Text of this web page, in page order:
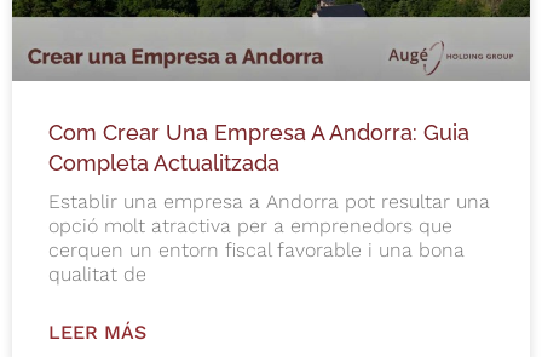
Com Crear Una Empresa A Andorra: Guia
Completa Actualitzada
Establir una empresa a Andorra pot resultar una
opció molt atractiva per a emprenedors que
cerquen un entorn fiscal favorable i una bona
qualitat de
LEER MÁS